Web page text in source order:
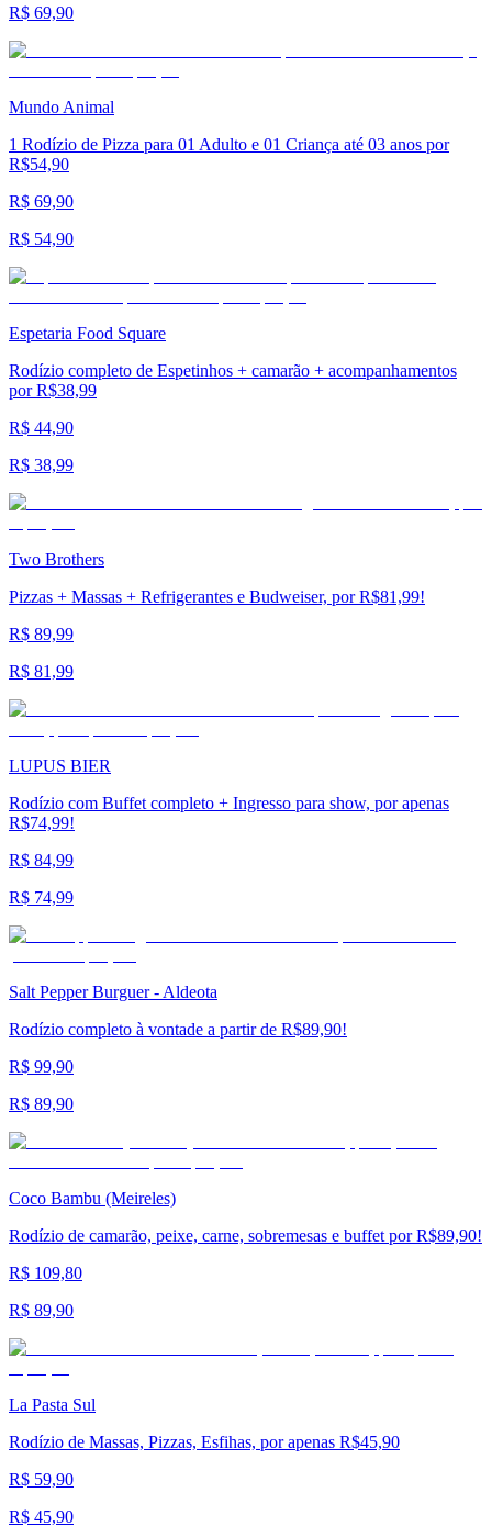
R$ 69,90
Mundo Animal
1 Rodízio de Pizza para 01 Adulto e 01 Criança até 03 anos por
R$54,90
R$ 69,90
R$ 54,90
Espetaria Food Square
Rodízio completo de Espetinhos + camarão + acompanhamentos
por R$38,99
R$ 44,90
R$ 38,99
Two Brothers
Pizzas + Massas + Refrigerantes e Budweiser, por R$81,99!
R$ 89,99
R$ 81,99
LUPUS BIER
Rodízio com Buffet completo + Ingresso para show, por apenas
R$74,99!
R$ 84,99
R$ 74,99
Salt Pepper Burguer - Aldeota
Rodízio completo à vontade a partir de R$89,90!
R$ 99,90
R$ 89,90
Coco Bambu (Meireles)
Rodízio de camarão, peixe, carne, sobremesas e buffet por R$89,90!
R$ 109,80
R$ 89,90
La Pasta Sul
Rodízio de Massas, Pizzas, Esfihas, por apenas R$45,90
R$ 59,90
R$ 45,90